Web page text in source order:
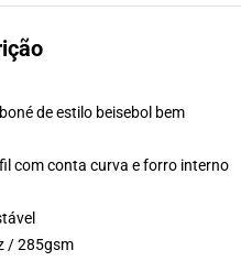
de estilo beisebol bem
com conta curva e forro interno
/ 285gsm